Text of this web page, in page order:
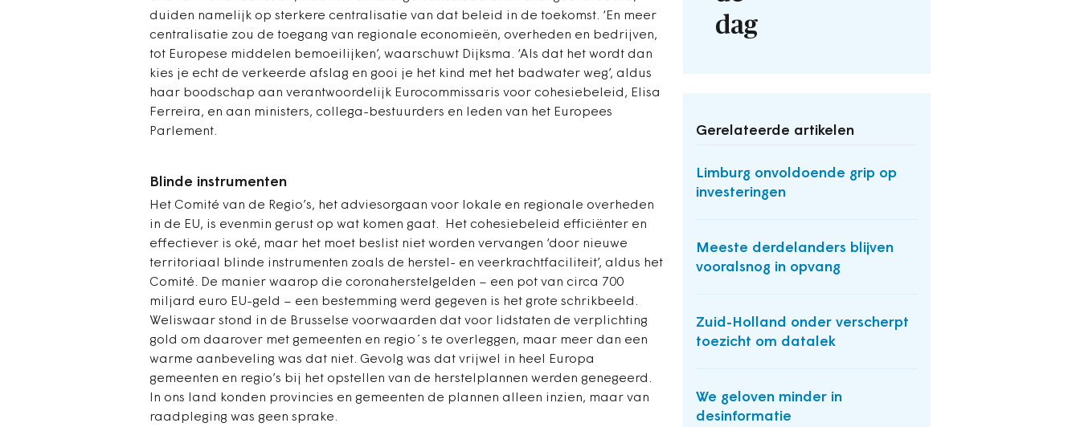
dag
Gerelateerde artikelen
Limburg onvoldoende grip op
investeringen
Meeste derdelanders blijven
vooralsnog in opvang
Zuid-Holland onder verscherpt
toezicht om datalek
We geloven minder in
desinformatie
duiden namelijk op sterkere centralisatie van dat beleid in de toekomst. ‘En meer
centralisatie zou de toegang van regionale economieën, overheden en bedrijven,
tot Europese middelen bemoeilijken’, waarschuwt Dijksma. ‘Als dat het wordt dan
kies je echt de verkeerde afslag en gooi je het kind met het badwater weg’, aldus
haar boodschap aan verantwoordelijk Eurocommissaris voor cohesiebeleid, Elisa
Ferreira, en aan ministers, collega-bestuurders en leden van het Europees
Parlement.
Blinde instrumenten
Het Comité van de Regio’s, het adviesorgaan voor lokale en regionale overheden
in de EU, is evenmin gerust op wat komen gaat. Het cohesiebeleid efficiënter en
effectiever is oké, maar het moet beslist niet worden vervangen ‘door nieuwe
territoriaal blinde instrumenten zoals de herstel- en veerkrachtfaciliteit’, aldus het
Comité. De manier waarop die coronaherstelgelden – een pot van circa 700
miljard euro EU-geld – een bestemming werd gegeven is het grote schrikbeeld.
Weliswaar stond in de Brusselse voorwaarden dat voor lidstaten de verplichting
gold om daarover met gemeenten en regio´s te overleggen, maar meer dan een
warme aanbeveling was dat niet. Gevolg was dat vrijwel in heel Europa
gemeenten en regio’s bij het opstellen van de herstelplannen werden genegeerd.
In ons land konden provincies en gemeenten de plannen alleen inzien, maar van
raadpleging was geen sprake.